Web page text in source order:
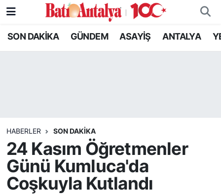
SON DAKİKA GÜNDEM ASAYİŞ ANTALYA
HABERLER SON DAKIKA
24 Kasım Öğretmenler
Günü Kumluca'da
Coşkuyla Kutlandı
SON DAKİKA
YEREL GÜNDEM
RESMİ İLANLAR
EKONOMİ
Nöbetçi Eczaneler
Tüm Manşetler
Son Dakika Haberleri
Haber Arşivi